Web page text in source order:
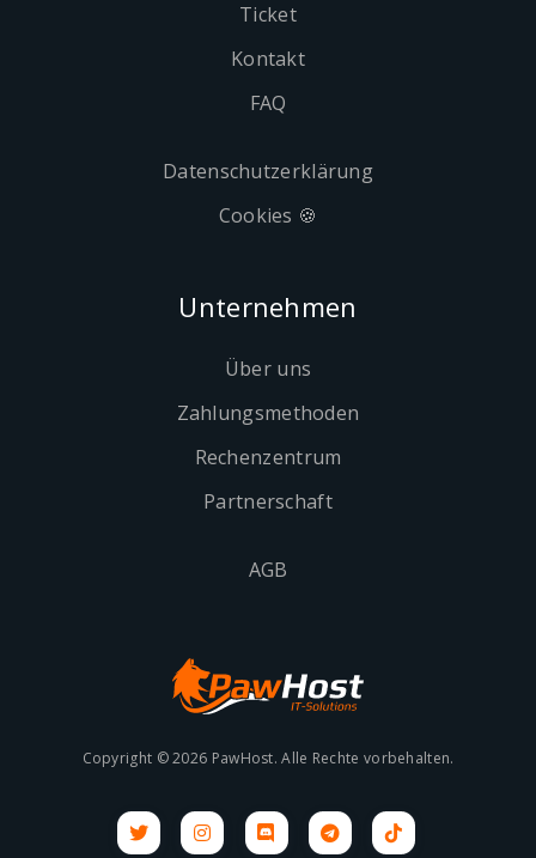
Ticket
Kontakt
FAQ
Datenschutzerklärung
Cookies 🍪
Unternehmen
Über uns
Zahlungsmethoden
Rechenzentrum
Partnerschaft
AGB
Copyright © 2026 PawHost. Alle Rechte vorbehalten.